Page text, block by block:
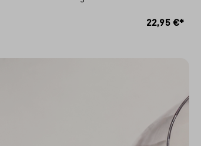
22,95 €*